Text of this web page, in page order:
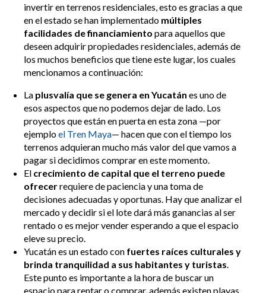
invertir en terrenos residenciales, esto es gracias a que
en el estado se han implementado múltiples
facilidades de financiamiento para aquellos que
deseen adquirir propiedades residenciales, además de
los muchos beneficios que tiene este lugar, los cuales
mencionamos a continuación:
La plusvalía que se genera en Yucatán es uno de
esos aspectos que no podemos dejar de lado. Los
proyectos que están en puerta en esta zona —por
ejemploel Tren Maya— hacen que con el tiempo los
terrenos adquieran mucho más valor del que vamos a
pagar si decidimos comprar en este momento.
El crecimiento de capital que el terreno puede
ofrecerrequiere de paciencia y una toma de
decisiones adecuadas y oportunas. Hay que analizar el
mercado y decidir si el lote dará más ganancias al ser
rentado o es mejor vender esperando a que el espacio
eleve su precio.
Yucatán es un estado con fuertes raíces culturales y
brinda tranquilidad a sus habitantes y turistas.
Este punto es importante a la hora de buscar un
espacio para rentar o comprar, además existen playas